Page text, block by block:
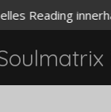
Reading